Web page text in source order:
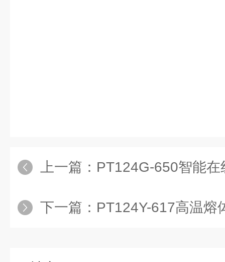
上一篇： PT124G-650智能
下一篇： PT124Y-617高温熔